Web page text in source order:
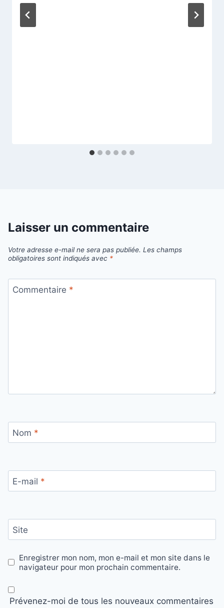
Laisser un commentaire
Votre adresse e-mail ne sera pas publiée. Les champs
obligatoires sont indiqués avec *
Commentaire *
Nom *
E-mail *
Site
Enregistrer mon nom, mon e-mail et mon site dans le
navigateur pour mon prochain commentaire.
Prévenez-moi de tous les nouveaux commentaires